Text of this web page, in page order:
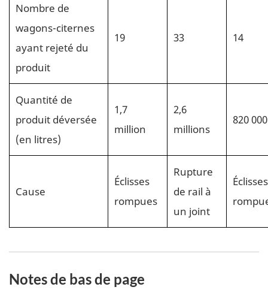
Nombre de
wagons-citernes
ayant rejeté du
produit
19 33 14
Quantité de
produit déversée
(en litres)
1,7
million
2,6
millions
820 000
Cause
Éclisses
rompues
Rupture
de rail à
un joint
Éclisses
Notes de bas de page